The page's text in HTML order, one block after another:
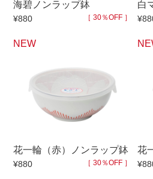
調理雑器
価格
2,000
ブランド・窯名・作家名
海碧ノンラップ鉢
¥880 ［ 30％OFF ］
白
NEW
花一輪（赤）ノンラップ鉢
¥880 ［ 30％OFF ］
花